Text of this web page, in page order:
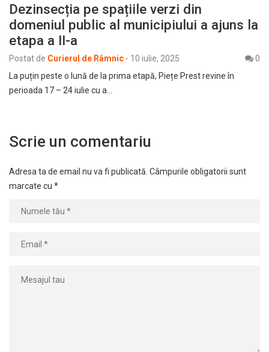
Dezinsecția pe spațiile verzi din
domeniul public al municipiului a ajuns la
etapa a II-a
Postat de Curierul de Râmnic - 10 iulie, 2025
0
La puțin peste o lună de la prima etapă, Piețe Prest revine în
perioada 17 – 24 iulie cu a…
Scrie un comentariu
Adresa ta de email nu va fi publicată. Câmpurile obligatorii sunt
marcate cu *